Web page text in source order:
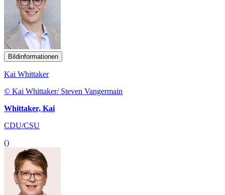
Bildinformationen
Kai Whittaker
© Kai Whittaker/ Steven Vangermain
Whittaker, Kai
CDU/CSU
()